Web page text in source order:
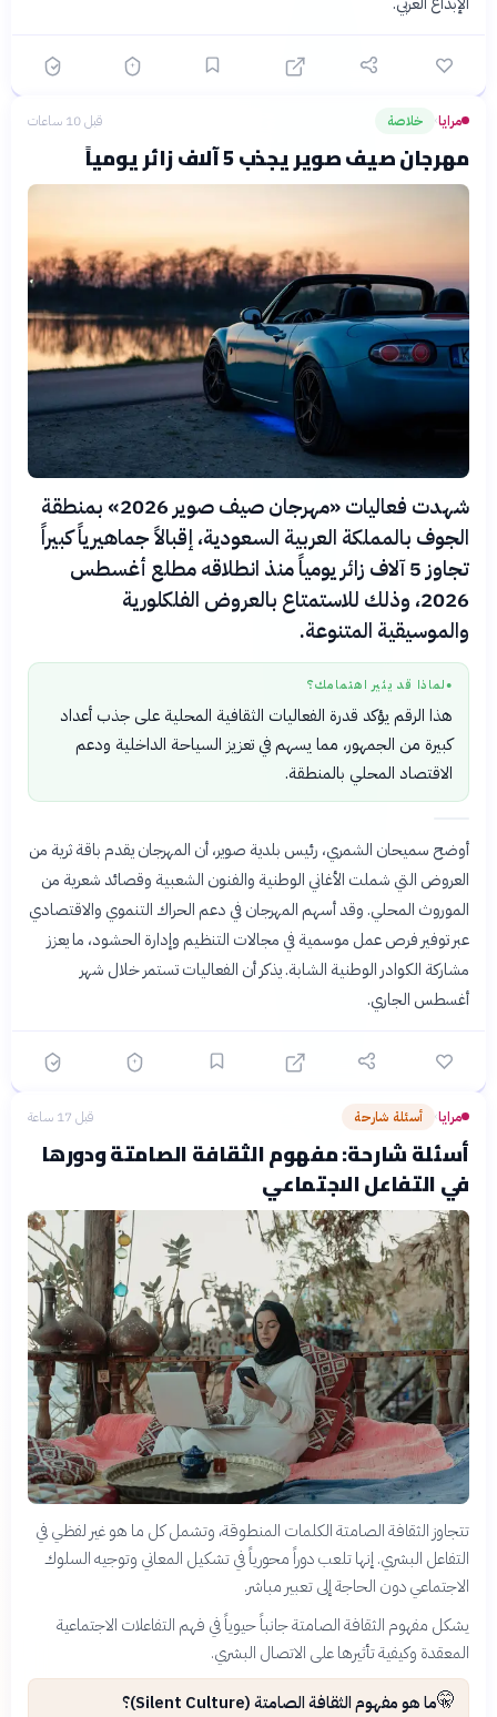
مرايا› خلاصة قبل 10 ساعات
مهرجان صيف صوير يجذب 5 آلاف زائر يومياً
شهدت فعاليات «مهرجان صيف صوير 2026» بمنطقة
الجوف بالمملكة العربية السعودية، إقبالاً جماهيرياً كبيراً
تجاوز 5 آلاف زائر يومياً منذ انطلاقه مطلع أغسطس
2026، وذلك للاستمتاع بالعروض الفلكلورية
والموسيقية المتنوعة.
● لماذا قد يثير اهتمامك؟
هذا الرقم يؤكد قدرة الفعاليات الثقافية المحلية على جذب أعداد
كبيرة من الجمهور، مما يسهم في تعزيز السياحة الداخلية ودعم
الاقتصاد المحلي بالمنطقة.
أوضح سميحان الشمري، رئيس بلدية صوير، أن المهرجان يقدم باقة ثرية من
العروض التي شملت الأغاني الوطنية والفنون الشعبية وقصائد شعرية من
الموروث المحلي. وقد أسهم المهرجان في دعم الحراك التنموي والاقتصادي
عبر توفير فرص عمل موسمية في مجالات التنظيم وإدارة الحشود، ما يعزز
مشاركة الكوادر الوطنية الشابة. يذكر أن الفعاليات تستمر خلال شهر
أغسطس الجاري.
مرايا› أسئلة شارحة قبل 17 ساعة
أسئلة شارحة: مفهوم الثقافة الصامتة ودورها
في التفاعل الاجتماعي
تتجاوز الثقافة الصامتة الكلمات المنطوقة، وتشمل كل ما هو غير لفظي في
التفاعل البشري. إنها تلعب دوراً محورياً في تشكيل المعاني وتوجيه السلوك
الاجتماعي دون الحاجة إلى تعبير مباشر.
يشكل مفهوم الثقافة الصامتة جانباً حيوياً في فهم التفاعلات الاجتماعية
المعقدة وكيفية تأثيرها على الاتصال البشري.
🤫ما هو مفهوم الثقافة الصامتة (Silent Culture)؟